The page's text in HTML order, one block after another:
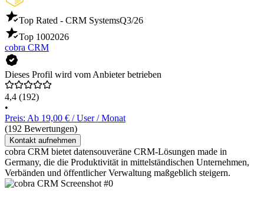
Top Rated - CRM SystemsQ3/26
Top 1002026
cobra CRM
Dieses Profil wird vom Anbieter betrieben
4,4 (192)
•
Preis: Ab 19,00 € / User / Monat
(192 Bewertungen)
Kontakt aufnehmen
cobra CRM bietet datensouveräne CRM-Lösungen made in
Germany, die die Produktivität in mittelständischen Unternehmen,
Verbänden und öffentlicher Verwaltung maßgeblich steigern.